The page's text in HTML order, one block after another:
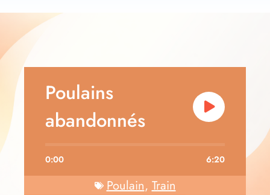
Poulains
abandonnés
0:00 6:20
Poulain,Train